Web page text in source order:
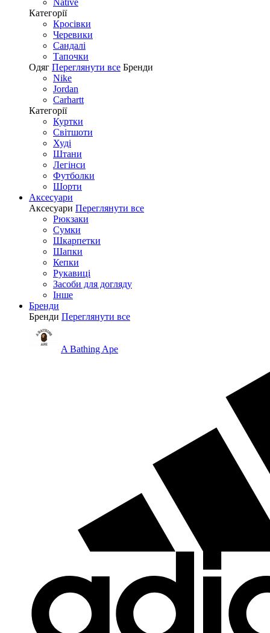
Native
Категорії
Кросівки
Черевики
Сандалі
Tапочки
Одяг Переглянути все Бренди
Nike
Jordan
Carhartt
Категорії
Куртки
Світшоти
Худі
Штани
Легінси
Футболки
Шорти
Аксесуари
Аксесуари Переглянути все
Рюкзаки
Сумки
Шкарпетки
Шапки
Кепки
Рукавиці
Засоби для догляду
Інше
Бренди
Бренди Переглянути все
A Bathing Ape